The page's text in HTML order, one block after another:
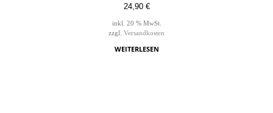
24,90 €
inkl. 20 % MwSt.
zzgl. Versandkosten
WEITERLESEN